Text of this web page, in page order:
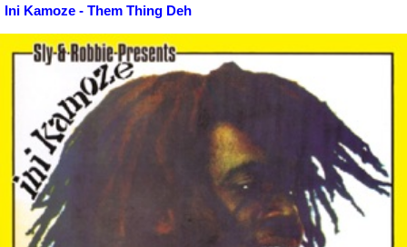
Ini Kamoze - Them Thing Deh